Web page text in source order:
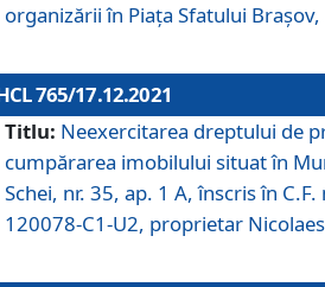
organizării în Piața Sfatului
765/17.12.2021
Titlu: Neexercitarea dreptului de
cumpărarea imobilului situat în
Schei, nr. 35, ap. 1 A, înscris în
120078-C1-U2, proprietar